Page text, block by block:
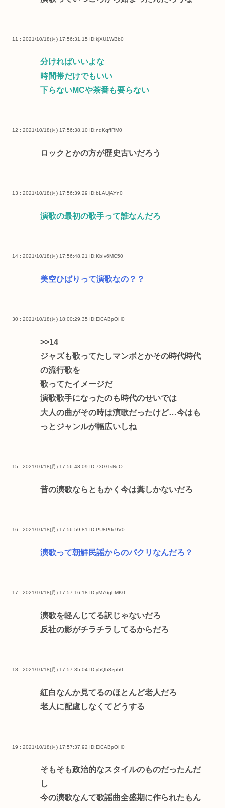
11 : 2021/10/18(月) 17:56:31.15 ID:kjXU1WBb0
分ければいいよな
時間帯だけでもいい
下らないMCや茶番も要らない
12 : 2021/10/18(月) 17:56:38.10 ID:nqKqffRM0
ロックとかの方が歴史古いだろう
13 : 2021/10/18(月) 17:56:39.29 ID:bLAUjAYn0
演歌の最初の歌手って誰なんだろ
14 : 2021/10/18(月) 17:56:48.21 ID:KbIv6MC50
美空ひばりって演歌なの？？
30 : 2021/10/18(月) 18:00:29.35 ID:EiCABpOH0
>>14
ジャズも歌ってたしマンボとかその時代時代
の流行歌を
歌ってたイメージだ
演歌歌手になったのも時代のせいでは
大人の曲がその時は演歌だったけど…今はも
っとジャンルが幅広いしね
15 : 2021/10/18(月) 17:56:48.09 ID:73G/TsNcO
昔の演歌ならともかく今は糞しかないだろ
16 : 2021/10/18(月) 17:56:59.81 ID:PU8P0c9V0
演歌って朝鮮民謡からのパクリなんだろ？
17 : 2021/10/18(月) 17:57:16.18 ID:yM76gbMK0
演歌を軽んじてる訳じゃないだろ
反社の影がチラチラしてるからだろ
18 : 2021/10/18(月) 17:57:35.04 ID:y5Qh8zph0
紅白なんか見てるのほとんど老人だろ
老人に配慮しなくてどうする
19 : 2021/10/18(月) 17:57:37.92 ID:EiCABpOH0
そもそも政治的なスタイルのものだったんだ
し
今の演歌なんて歌謡曲全盛期に作られたもん